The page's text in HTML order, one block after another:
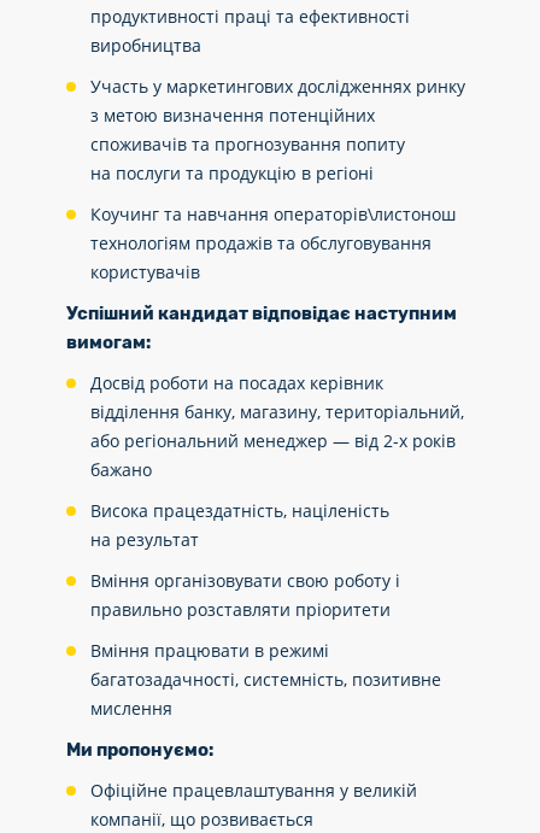
продуктивності праці та ефективності
виробництва
Участь у маркетингових дослідженнях ринку
з метою визначення потенційних
споживачів та прогнозування попиту
на послуги та продукцію в регіоні
Коучинг та навчання операторів\листонош
технологіям продажів та обслуговування
користувачів
Успішний кандидат відповідає наступним
вимогам:
Досвід роботи на посадах керівник
відділення банку, магазину, територіальний,
або регіональний менеджер — від 2-х років
бажано
Висока працездатність, націленість
на результат
Вміння організовувати свою роботу і
правильно розставляти пріоритети
Вміння працювати в режимі
багатозадачності, системність, позитивне
мислення
Ми пропонуємо:
Офіційне працевлаштування у великій
компанії, що розвивається